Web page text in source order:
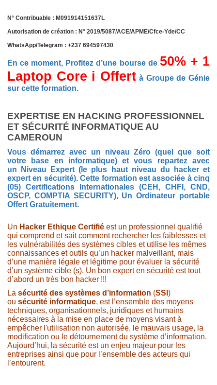
N° Contribuable : M091914151637L
Autorisation de création : N° 2019/5087/ACE/APME/Cfce-Yde/CC
WhatsApp/Telegram : +237 694597430
En ce moment, Profitez d’une bourse de 50% + 1
Laptop Core i Offert à Groupe de Génie
sur cette formation.
EXPERTISE EN HACKING PROFESSIONNEL
ET SÉCURITÉ INFORMATIQUE AU
CAMEROUN
Vous démarrez avec un niveau Zéro (quel que soit
votre base en informatique) et vous repartez avec
un Niveau Expert (le plus haut niveau du hackeret
expert en sécurité). Cette formation est associée à cinq
(05) Certifications Internationales (CEH, CHFI, CND,
OSCP, COMPTIA SECURITY), Un Ordinateur portable
Offert Gratuitement.
Un Hacker Ethique Certifié est un professionnel qualifié
qui comprend et sait comment rechercher les faiblesses et
les vulnérabilités des systèmes cibles et utilise les mêmes
connaissances et outils qu’un hacker malveillant, mais
d’une manière légale et légitime pour évaluer la sécurité
d’un système cible (s). Un bon expert en sécurité est tout
d’abord un très bon hacker !!!
La sécurité des systèmes d’information (SSI )
ou sécurité informatique, est l’ensemble des moyens
techniques, organisationnels, juridiques et humains
nécessaires à la mise en place de moyens visant à
empêcher l'utilisation non autorisée, le mauvais usage, la
modification ou le détournement du système d’information.
Aujourd’hui, la sécurité est un enjeu majeur pour les
entreprises ainsi que pour l’ensemble des acteurs qui
l’entourent.